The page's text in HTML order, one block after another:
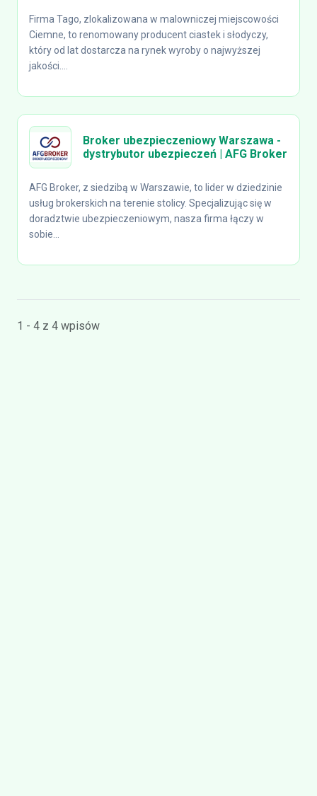
Firma Tago, zlokalizowana w malowniczej miejscowości
Ciemne, to renomowany producent ciastek i słodyczy,
który od lat dostarcza na rynek wyroby o najwyższej
jakości....
Broker ubezpieczeniowy Warszawa -
dystrybutor ubezpieczeń | AFG Broker
AFG Broker, z siedzibą w Warszawie, to lider w dziedzinie
usług brokerskich na terenie stolicy. Specjalizując się w
doradztwie ubezpieczeniowym, nasza firma łączy w
sobie...
1 - 4 z 4 wpisów